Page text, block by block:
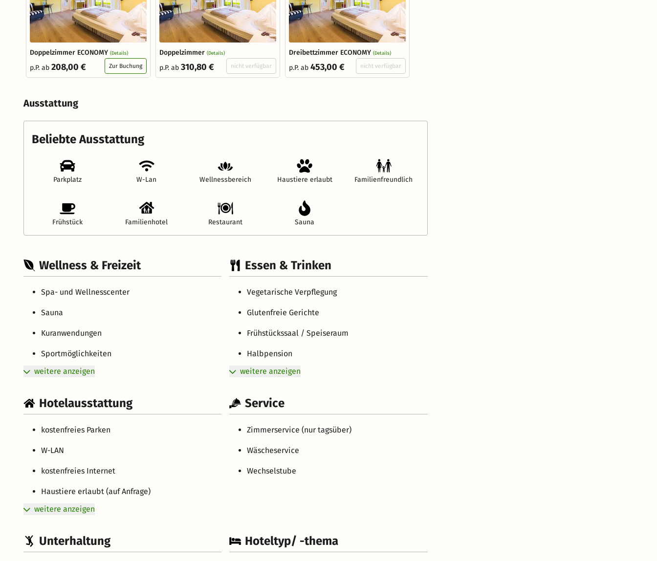
Doppelzimmer ECONOMY (Details)
p.P. ab 208,00 € Zur Buchung
Doppelzimmer (Details)
p.P. ab 310,80 € nicht verfügbar
Dreibettzimmer ECONOMY (Details)
p.P. ab 453,00 € nicht verfügbar
Ausstattung
Beliebte Ausstattung
Parkplatz W-Lan Wellnessbereich Haustiere erlaubt Familienfreundlich
Frühstück Familienhotel Restaurant Sauna
Wellness & Freizeit
Spa- und Wellnesscenter
Sauna
Kuranwendungen
Sportmöglichkeiten
weitere anzeigen
Essen & Trinken
Vegetarische Verpflegung
Glutenfreie Gerichte
Frühstückssaal / Speiseraum
Halbpension
weitere anzeigen
Hotelausstattung
kostenfreies Parken
W-LAN
kostenfreies Internet
Haustiere erlaubt (auf Anfrage)
weitere anzeigen
Service
Zimmerservice (nur tagsüber)
Wäscheservice
Wechselstube
Unterhaltung Hoteltyp/ -thema